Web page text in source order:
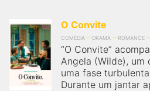
O Convite
COMÉDIA DRAMA ROMANCE
“O Convite”
Angela (Wilde), um
uma fase
Durante um jantar